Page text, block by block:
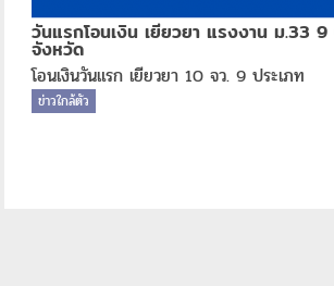
วันแรกโอนเงิน เยียวยา แรงงาน ม.33 9
จังหวัด
โอนเงินวันแรก เยียวยา 10 จว. 9 ประเภท
ข่าวใกล้ตัว